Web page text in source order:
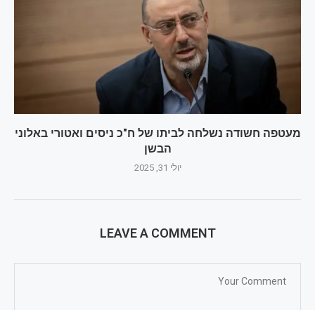
מעטפה חשודה נשלחה לביתו של ח"כ ניסים ואטורי באלוני
הבשן
יולי 31, 2025
LEAVE A COMMENT